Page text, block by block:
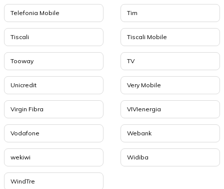
Telefonia Mobile Tim
Tiscali Tiscali Mobile
Tooway TV
Unicredit Very Mobile
Virgin Fibra VIVIenergia
Vodafone Webank
wekiwi Widiba
WindTre